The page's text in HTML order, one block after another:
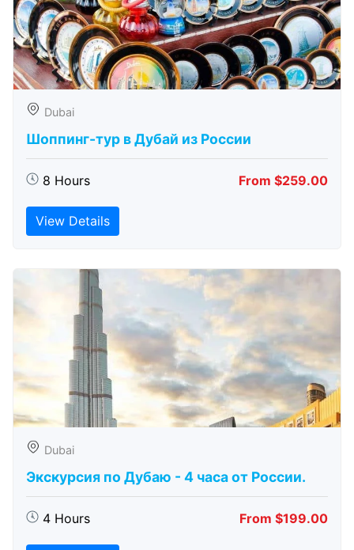
Dubai
Шоппинг-тур в Дубай из России
8 Hours From $259.00
View Details
Dubai
Экскурсия по Дубаю - 4 часа от России.
4 Hours From $199.00